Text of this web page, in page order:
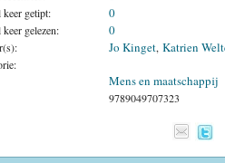
keer getipt: 0
keer gelezen: 0
Jo Kinget, Katrien
Mens en maatschappij
9789049707323